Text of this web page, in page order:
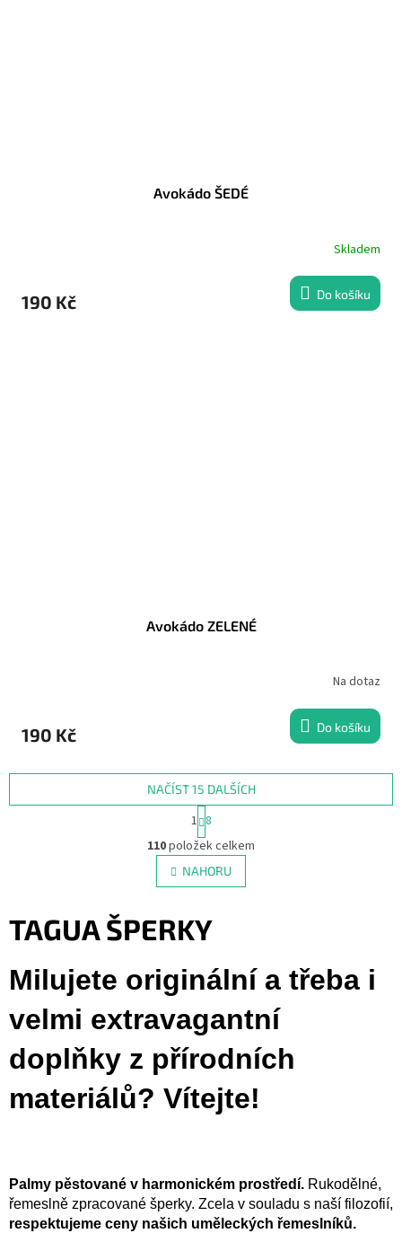
Avokádo ŠEDÉ
Skladem
190 Kč Do košíku
Avokádo ZELENÉ
Na dotaz
190 Kč Do košíku
O
v
l
á
a
c
p
r
k
y
v
p
i
NAČÍST 15 DALŠÍCH
S
t
r
á
n
k
v
á
1 8
110položek celkem
NAHORU
TAGUA ŠPERKY
Milujete originální a třeba i
velmi extravagantní
doplňky z přírodních
materiálů? Vítejte!
Palmy pěstované v harmonickém prostředí. Rukodělné,
řemeslně zpracované šperky. Zcela v souladu s naší filozofií,
respektujeme ceny našich uměleckých řemeslníků.